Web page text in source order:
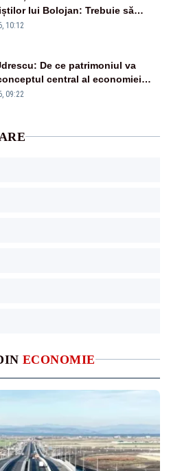
ECONOMIE
lui Bolojan: Trebuie să
și natura, dar nu șținem omaneii
10:12
De ce patrimoniul va
central al economiei
09:22